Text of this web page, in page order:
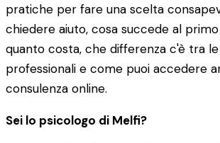
pratiche per fare una scelta
chiedere aiuto, cosa succede al
quanto costa, che differenza c'è tra
professionali e come puoi accedere
consulenza online.
Sei lo psicologo di Melfi?